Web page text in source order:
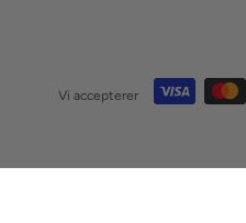
Vi accepterer